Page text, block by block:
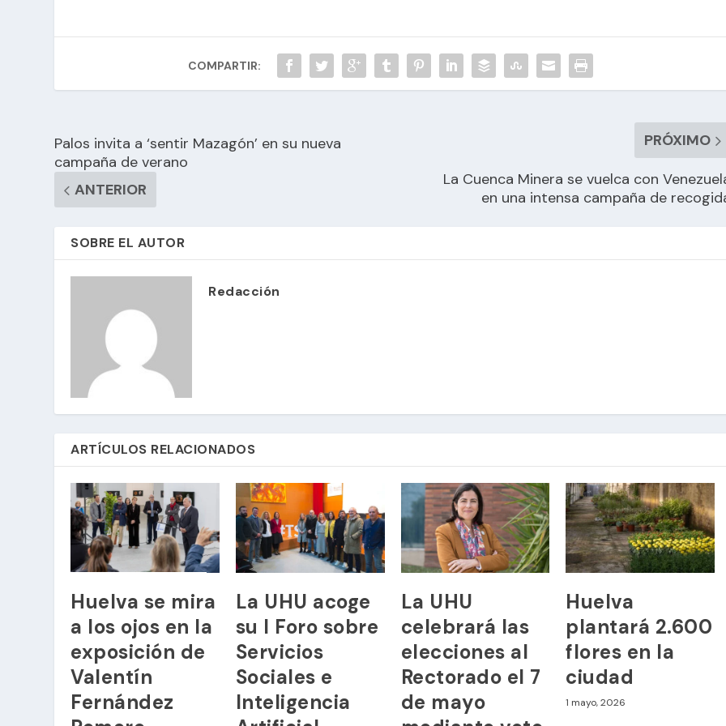
COMPARTIR:
Palos invita a ‘sentir Mazagón’ en su nueva
campaña de verano
ANTERIOR
PRÓXIMO
La Cuenca Minera se vuelca con
en una intensa campaña de
SOBRE EL AUTOR
Redacción
ARTÍCULOS RELACIONADOS
Huelva se mira
a los ojos en la
exposición de
Valentín
Fernández
La UHU acoge
su I Foro sobre
Servicios
Sociales e
Inteligencia
La UHU
celebrará las
elecciones al
Rectorado el 7
de mayo
Huelva
plantará 2.600
flores en la
ciudad
1 mayo, 2026